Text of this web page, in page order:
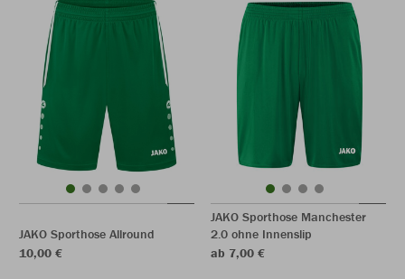
JAKO Sporthose Allround
10,00 €
JAKO Sporthose Manchester
2.0 ohne Innenslip
ab 7,00 €